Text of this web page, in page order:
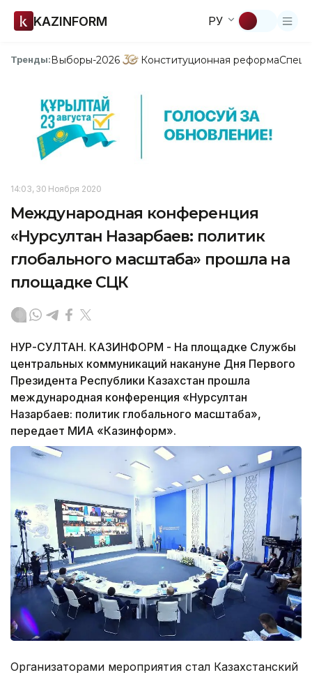
KAZINFORM РУ
Тренды:Выборы-2026 Конституционная реформа
14:03, 30 Ноября 2020
Международная конференция
«Нурсултан Назарбаев: политик
глобального масштаба» прошла на
площадке СЦК
НУР-СУЛТАН. КАЗИНФОРМ - На площадке Службы
центральных коммуникаций накануне Дня Первого
Президента Республики Казахстан прошла
международная конференция «Нурсултан
Назарбаев: политик глобального масштаба»,
передает МИА «Казинформ».
Организаторами мероприятия стал Казахстанский